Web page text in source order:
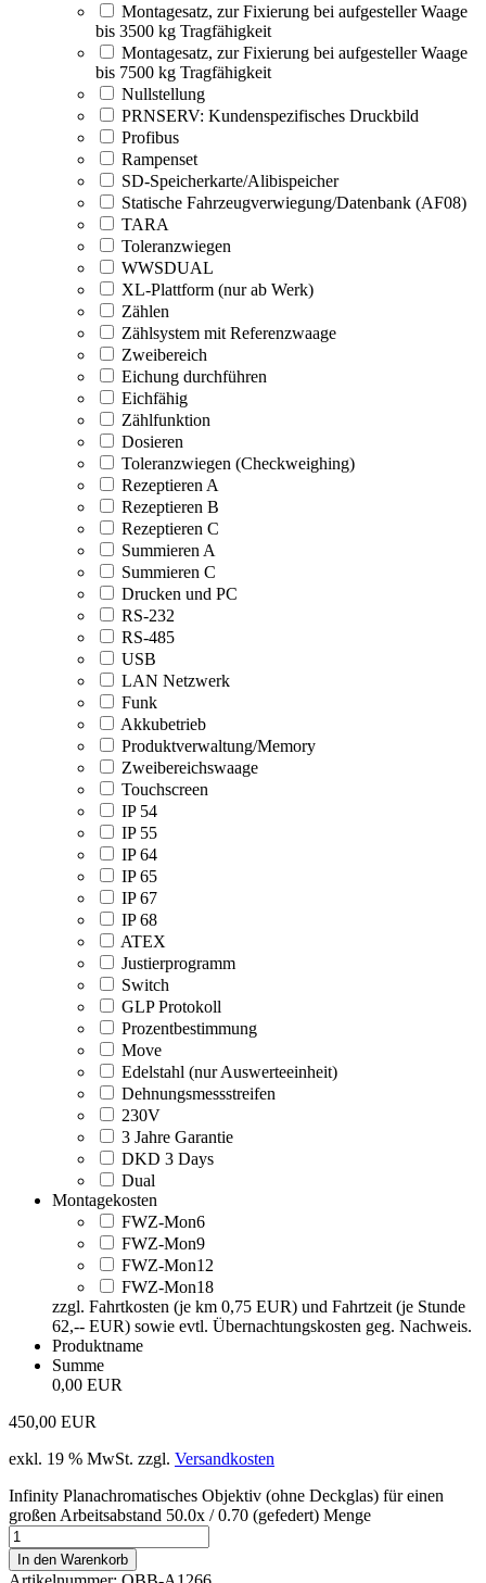
Montagesatz, zur Fixierung bei aufgesteller Waage
bis 3500 kg Tragfähigkeit
Montagesatz, zur Fixierung bei aufgesteller Waage
bis 7500 kg Tragfähigkeit
Nullstellung
PRNSERV: Kundenspezifisches Druckbild
Profibus
Rampenset
SD-Speicherkarte/Alibispeicher
Statische Fahrzeugverwiegung/Datenbank (AF08)
TARA
Toleranzwiegen
WWSDUAL
XL-Plattform (nur ab Werk)
Zählen
Zählsystem mit Referenzwaage
Zweibereich
Eichung durchführen
Eichfähig
Zählfunktion
Dosieren
Toleranzwiegen (Checkweighing)
Rezeptieren A
Rezeptieren B
Rezeptieren C
Summieren A
Summieren C
Drucken und PC
RS-232
RS-485
USB
LAN Netzwerk
Funk
Akkubetrieb
Produktverwaltung/Memory
Zweibereichswaage
Touchscreen
IP 54
IP 55
IP 64
IP 65
IP 67
IP 68
ATEX
Justierprogramm
Switch
GLP Protokoll
Prozentbestimmung
Move
Edelstahl (nur Auswerteeinheit)
Dehnungsmessstreifen
230V
3 Jahre Garantie
DKD 3 Days
Dual
Montagekosten
FWZ-Mon6
FWZ-Mon9
FWZ-Mon12
FWZ-Mon18
zzgl. Fahrtkosten (je km 0,75 EUR) und Fahrtzeit (je Stunde
62,-- EUR) sowie evtl. Übernachtungskosten geg. Nachweis.
Produktname
Summe
0,00 EUR
450,00 EUR
exkl. 19 % MwSt. zzgl. Versandkosten
Infinity Planachromatisches Objektiv (ohne Deckglas) für einen
großen Arbeitsabstand 50.0x / 0.70 (gefedert) Menge
In den Warenkorb